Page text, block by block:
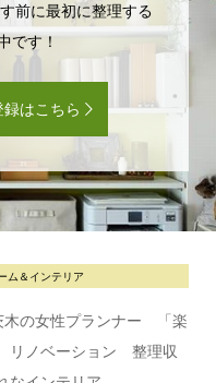
前に最初に整理する
です！
はこちら
＆インテリア
の女性プランナー 「楽
リノベーション 整理収